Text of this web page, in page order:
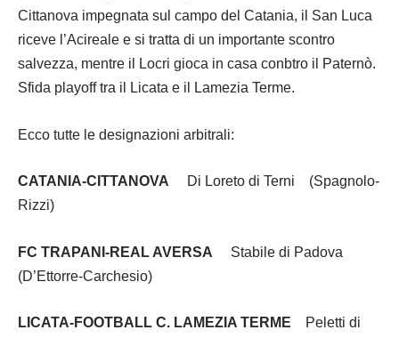
Cittanova impegnata sul campo del Catania, il San Luca
riceve l’Acireale e si tratta di un importante scontro
salvezza, mentre il Locri gioca in casa conbtro il Paternò.
Sfida playoff tra il Licata e il Lamezia Terme.
Ecco tutte le designazioni arbitrali:
CATANIA-CITTANOVA Di Loreto di Terni (Spagnolo-
Rizzi)
FC TRAPANI-REAL AVERSA
Stabile di Padova
(D’Ettorre-Carchesio)
LICATA-FOOTBALL C. LAMEZIA TERME
Peletti di